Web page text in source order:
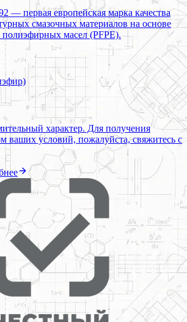
— первая европейская марка качества
смазочных материалов на основе
масел (PFPE).
характер. Для получения
ваших условий, пожалуйста, свяжитесь с